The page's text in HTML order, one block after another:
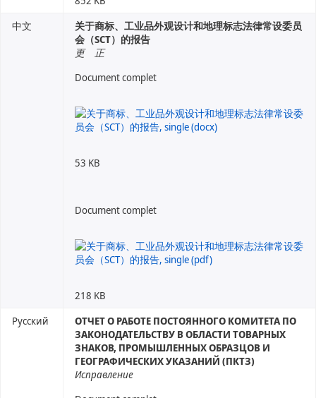
中文
关于商标、工业品外观设计和地理标志法律常设委员
会（SCT）的报告
更 正
Document complet
53 KB
Document complet
218 KB
Русский
ОТЧЕТ О РАБОТЕ ПОСТОЯННОГО КОМИТЕТА ПО
ЗАКОНОДАТЕЛЬСТВУ В ОБЛАСТИ ТОВАРНЫХ
ЗНАКОВ, ПРОМЫШЛЕННЫХ ОБРАЗЦОВ И
ГЕОГРАФИЧЕСКИХ УКАЗАНИЙ (ПКТЗ)
Исправление